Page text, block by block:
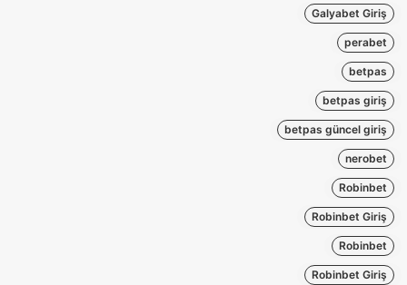
Galyabet Giriş
perabet
betpas
betpas giriş
betpas güncel giriş
nerobet
Robinbet
Robinbet Giriş
Robinbet
Robinbet Giriş